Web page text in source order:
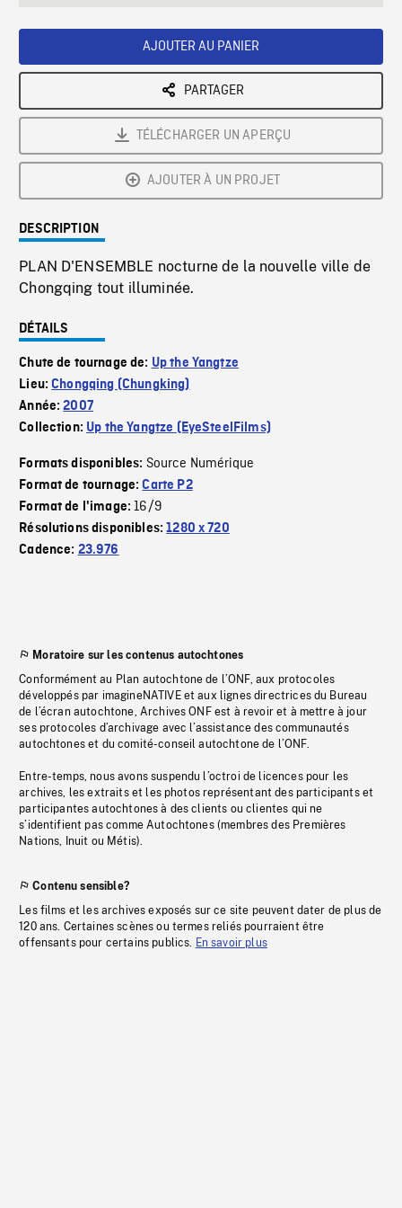
AJOUTER AU PANIER
PARTAGER
TÉLÉCHARGER UN APERÇU
AJOUTER À UN PROJET
DESCRIPTION
PLAN D'ENSEMBLE nocturne de la nouvelle ville de
Chongqing tout illuminée.
DÉTAILS
Chute de tournage de: Up the Yangtze
Lieu:Chongqing (Chungking)
Année:2007
Collection: Up the Yangtze (EyeSteelFilms)
Formats disponibles: Source Numérique
Format de tournage:Carte P2
Format de l'image:16/9
Résolutions disponibles:1280 x 720
Cadence: 23.976
Moratoire sur les contenus autochtones
Conformément au Plan autochtone de l’ONF, aux protocoles
développés par imagineNATIVE et aux lignes directrices du Bureau
de l’écran autochtone, Archives ONF est à revoir et à mettre à jour
ses protocoles d’archivage avec l’assistance des communautés
autochtones et du comité-conseil autochtone de l’ONF.
Entre-temps, nous avons suspendu l’octroi de licences pour les
archives, les extraits et les photos représentant des participants et
participantes autochtones à des clients ou clientes qui ne
s’identifient pas comme Autochtones (membres des Premières
Nations, Inuit ou Métis).
Contenu sensible?
Les films et les archives exposés sur ce site peuvent dater de plus de
120 ans. Certaines scènes ou termes reliés pourraient être
offensants pour certains publics. En savoir plus